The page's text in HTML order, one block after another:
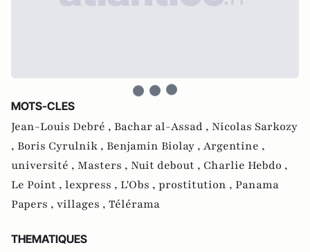
MOTS-CLES
Jean-Louis Debré , Bachar al-Assad , Nicolas Sarkozy
, Boris Cyrulnik , Benjamin Biolay , Argentine ,
université , Masters , Nuit debout , Charlie Hebdo ,
Le Point , lexpress , L'Obs , prostitution , Panama
Papers , villages , Télérama
THEMATIQUES